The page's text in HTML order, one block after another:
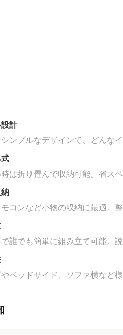
計
ンプルなデザインで、どんな
は折り畳んで収納可能。省ス
コンなど小物の収納に最適。
誰でも簡単に組み立て可能。
やベッドサイド、ソファ横など